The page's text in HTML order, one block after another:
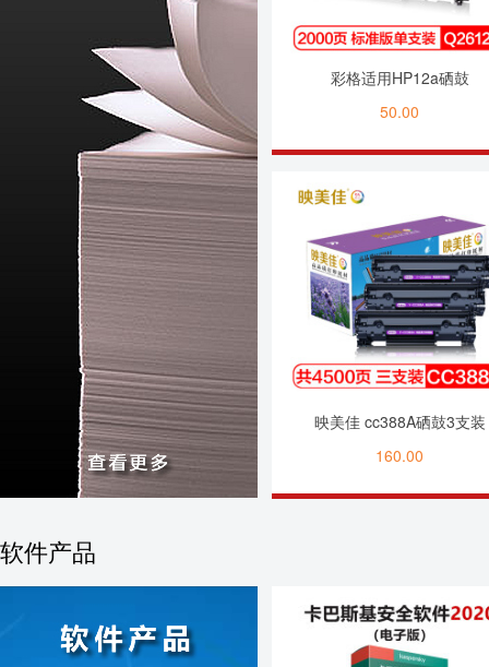
彩格适用HP12a硒鼓
50.00
映美佳 cc388A硒鼓3支装
160.00
软件产品